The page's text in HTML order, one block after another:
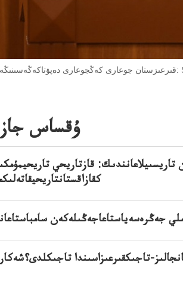
ۇقساس
قازتاريحي
تاجىكقىرعىزاسىندا